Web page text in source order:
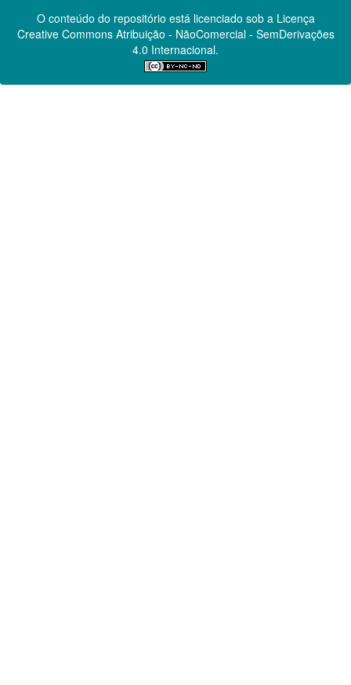
O conteúdo do repositório está licenciado sob a Licença
Creative CommonsAtribuição - NãoComercial - SemDerivações
4.0 Internacional.